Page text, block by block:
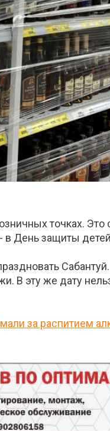
точках.
в День защиты
эту же дату
за распитием